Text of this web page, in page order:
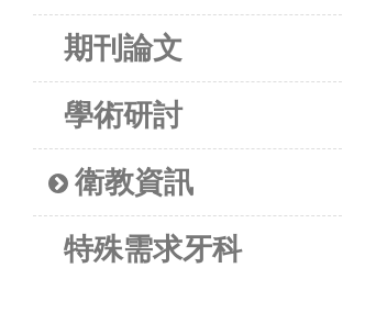
期刊論文
學術研討
衛教資訊
特殊需求牙科